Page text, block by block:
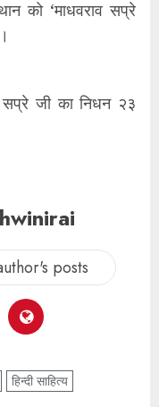
को ‘माधवराव सप्रे
सप्रे जी का निधन २३
posts
हिन्दी साहित्य